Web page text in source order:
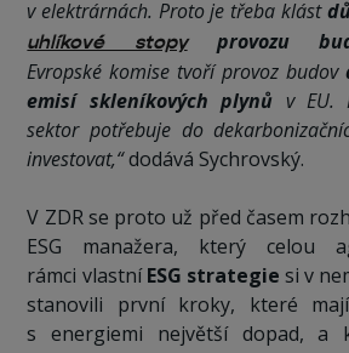
v elektrárnách. Proto je třeba klást
uhlíkové stopyprovozu
Evropské komise tvoří provoz budov
emisí skleníkových plynů v EU.
sektor potřebuje do
investovat,“dodává Sychrovský.
V ZDR se proto už před časem
ESG manažera, který celou
rámci vlastníESG strategie si v
stanovili první kroky, které
s energiemi největší dopad, a